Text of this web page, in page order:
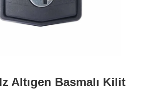
Altıgen Basmalı Kilit